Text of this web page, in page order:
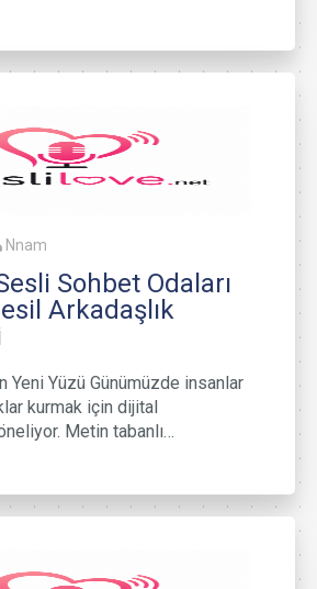
Nnam
Sohbet Odaları
Arkadaşlık
Yeni Yüzü Günümüzde insanlar
kurmak için dijital
Metin tabanlı…